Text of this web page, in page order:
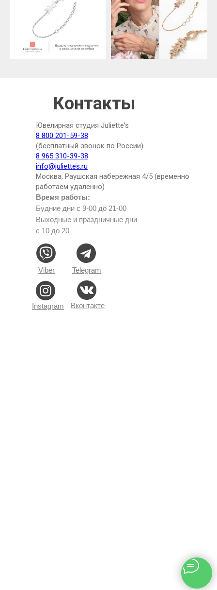
Время работы:
Будние дни с 9-00 до 21-00
Выходные и праздничные дни
с 10 до 20
Telegram
Viber
Instagram
Ювелирная студия Juliette's
8 800 201-59-38
(бесплатный звонок по России)
8 965 310-39-38
info@juliettes.ru
Москва, Раушская набережная 4/5 (временно
работаем удаленно)
Контакты
Вконтакте